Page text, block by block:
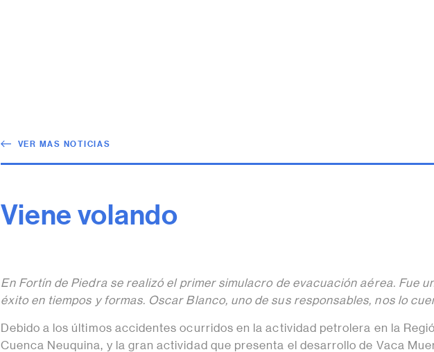
VER MAS NOTICIAS
Viene volando
En Fortín de Piedra se realizó el primer simulacro de evacuación aérea. Fue
éxito en tiempos y formas. Oscar Blanco, uno de sus responsables, nos lo
Debido a los últimos accidentes ocurridos en la actividad petrolera en la
Cuenca Neuquina, y la gran actividad que presenta el desarrollo de Vaca